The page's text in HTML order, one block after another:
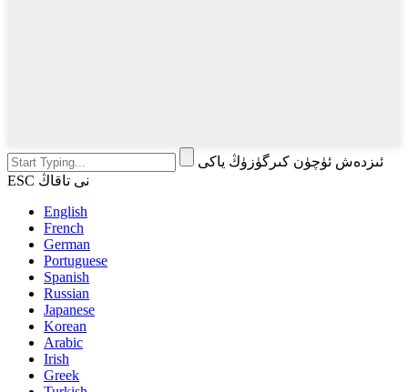
ئىزدەش ئۈچۈن كىرگۈزۈڭ ياكى
ESC نى تاقاڭ
English
French
German
Portuguese
Spanish
Russian
Japanese
Korean
Arabic
Irish
Greek